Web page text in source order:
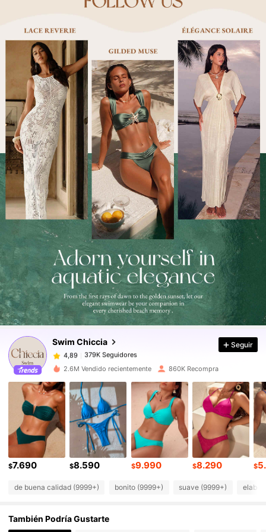
Swim Chiccia
4,89 379K Seguidores
379K Seguidores
4,89
379K Seguidores
m***1
pagóHace 1 día
4,89 379K Seguidores
4,89 379K Seguidores
4,89 379K Seguidores
379K Seguidores
Seguir
2.6M Vendido recientemente 860K Recompra
$7.690 $8.590 $9.990 $8.290 $
de buena calidad (9999+) bonito (9999+) suave (9999+)
También Podría Gustarte